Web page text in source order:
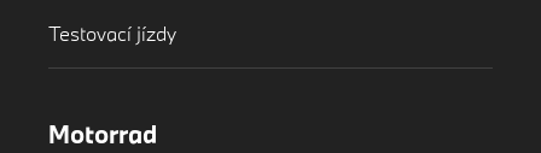
Testovací jízdy
Motorrad